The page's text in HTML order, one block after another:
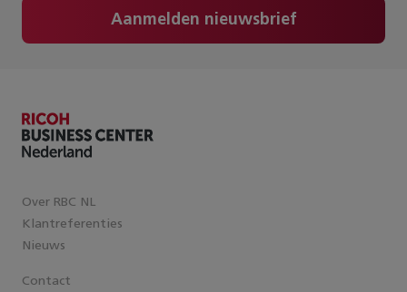
Aanmelden nieuwsbrief
Over RBC NL
Klantreferenties
Nieuws
Contact